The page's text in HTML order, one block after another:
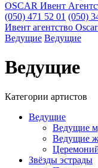
OSCAR Ивент
(050) 471 52 01 (050)
Ивент агентство
Ведущие Ведущие
Ведущие
Категории артистов
Ведущие
Ведущие
Ведущие
Звёзды эстрады